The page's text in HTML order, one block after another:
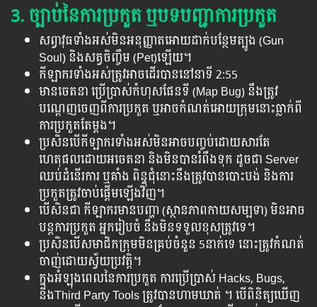
3. ច្បាប់នៃការប្រកួត ឬបទបញ្ជាការប្រកួត
សព្វាវុធទាំងអស់មិនអនុញ្ញាតអោយដាក់បន្ថែមត្បូង (Gun
Soul) និងសត្វចិញ្ចឹម (Pet)ឡើយ។
កីឡាករទាំងអស់ត្រូវអាចដើរបាននៅនាទី 2:55
មានចេតនា ប្រើប្រាស់កំហុសផែនទី (Map Bug) នឹងត្រូវ
បណ្តេញចេញពីការប្រកួត ឬអាចកំណត់អោយក្រុមនោះធ្លាក់ពី
ការប្រកួតតែម្ដង។
ប្រសិនបើកីឡាករទាំងអស់មិនអាចបញ្ចប់ដោយសារតែ
ហេតុផលដោយអចេតនា និងមិនបានរំពឹងទុក ដូចជា Server
ឈប់ដំនើរការ ឬគាំង ពិន្ទុជុំនោះនឹងត្រូវបានបោះបង់ និងការ
ប្រកួតត្រូវចាប់ផ្តើមឡើងវិញ។
បើសិនជា កីឡាករមានបញ្ហា (ស្ថានភាពកាយសម្បទា) មិនអាច
បន្តការប្រកួត អ្នករៀបចំ នឹងមិនទទួលខុសត្រូវទេ។
ប្រសិនបើសមាជិកក្រុមមិនគ្រប់ចំនួន 5នាក់ទេ នោះត្រូវកំណត់
ចាញ់ដោយស្វ័យប្រវត្តិ។
ក្នុងអំឡុងពេលនៃការប្រកួត ការប្រើប្រាស់ Hacks, Bugs,
និងThird Party Tools ត្រូវបានហាមឃាត់ ។ បើពិនិត្យឃើញ